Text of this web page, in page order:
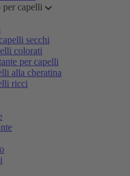
per capelli
secchi
colorati
per capelli
alla cheratina
ricci